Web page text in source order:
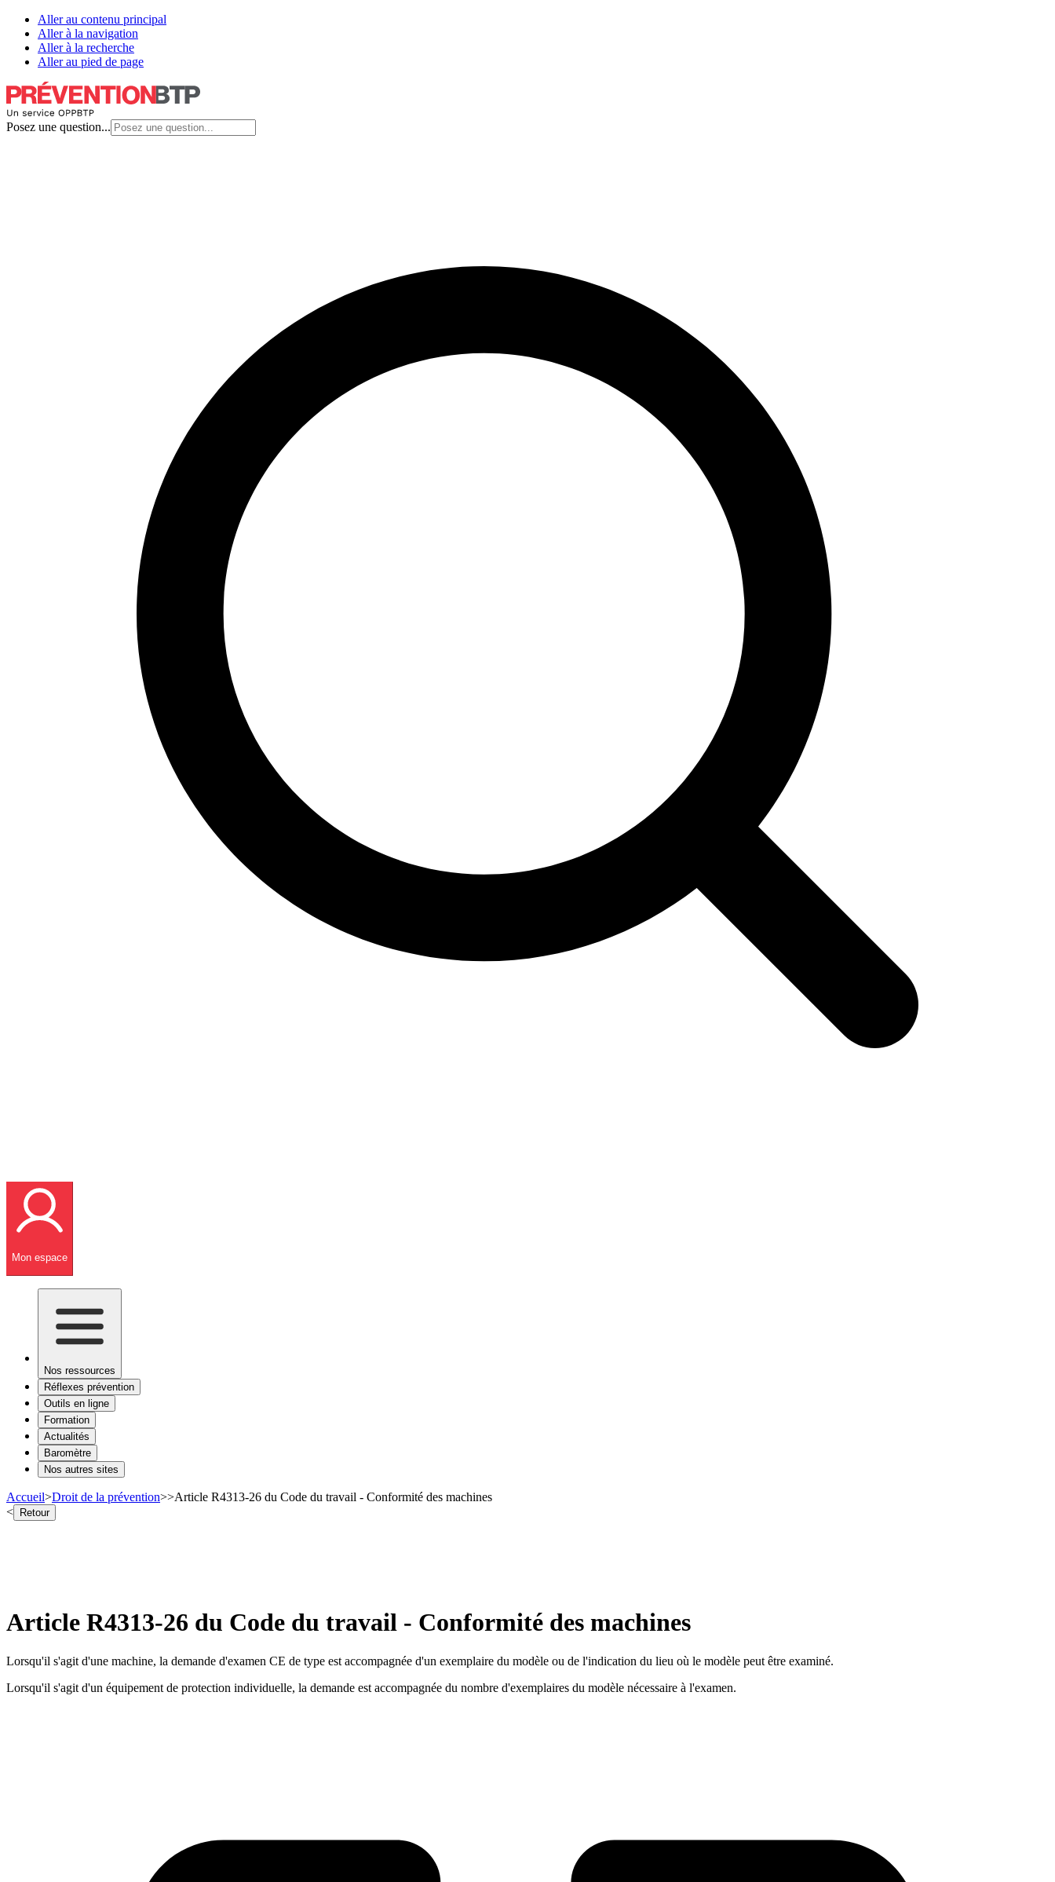
Aller au contenu principal
Aller à la navigation
Aller à la recherche
Aller au pied de page
Posez une question...
Mon espace
Nos ressources
Réflexes prévention
Outils en ligne
Formation
Actualités
Baromètre
Nos autres sites
Accueil>Droit de la prévention>>Article R4313-26 du Code du travail - Conformité des machines
< Retour
Article R4313-26 du Code du travail - Conformité des machines
Lorsqu'il s'agit d'une machine, la demande d'examen CE de type est accompagnée d'un exemplaire du modèle ou de l'indication du lieu où le modèle peut être examiné.
Lorsqu'il s'agit d'un équipement de protection individuelle, la demande est accompagnée du nombre d'exemplaires du modèle nécessaire à l'examen.